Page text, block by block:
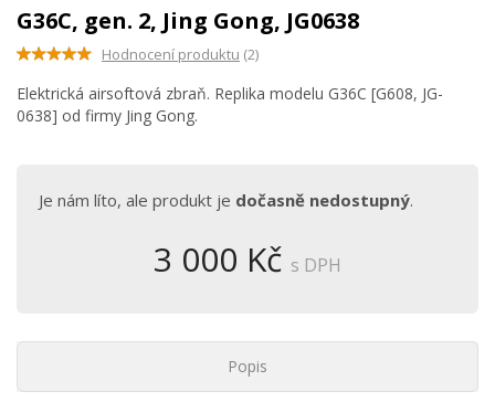
G36C, gen. 2, Jing Gong, JG0638
Hodnocení produktu (2)
Elektrická airsoftová zbraň. Replika modelu G36C [G608, JG-
0638] od firmy Jing Gong.
Je nám líto, ale produkt je dočasně nedostupný.
3 000 Kč s DPH
Popis